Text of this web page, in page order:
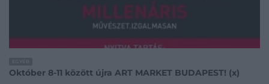
Október 8-11 között újra ART MARKET BUDAPEST! (x)